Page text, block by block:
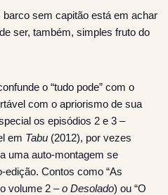
sem capitão está em achar
ser, também, simples fruto do
o “tudo pode” com o
com o apriorismo de sua
os episódios 2 e 3 –
em Tabu (2012), por vezes
uma auto-montagem se
Contos como “As
volume 2 –o Desolado) ou “O